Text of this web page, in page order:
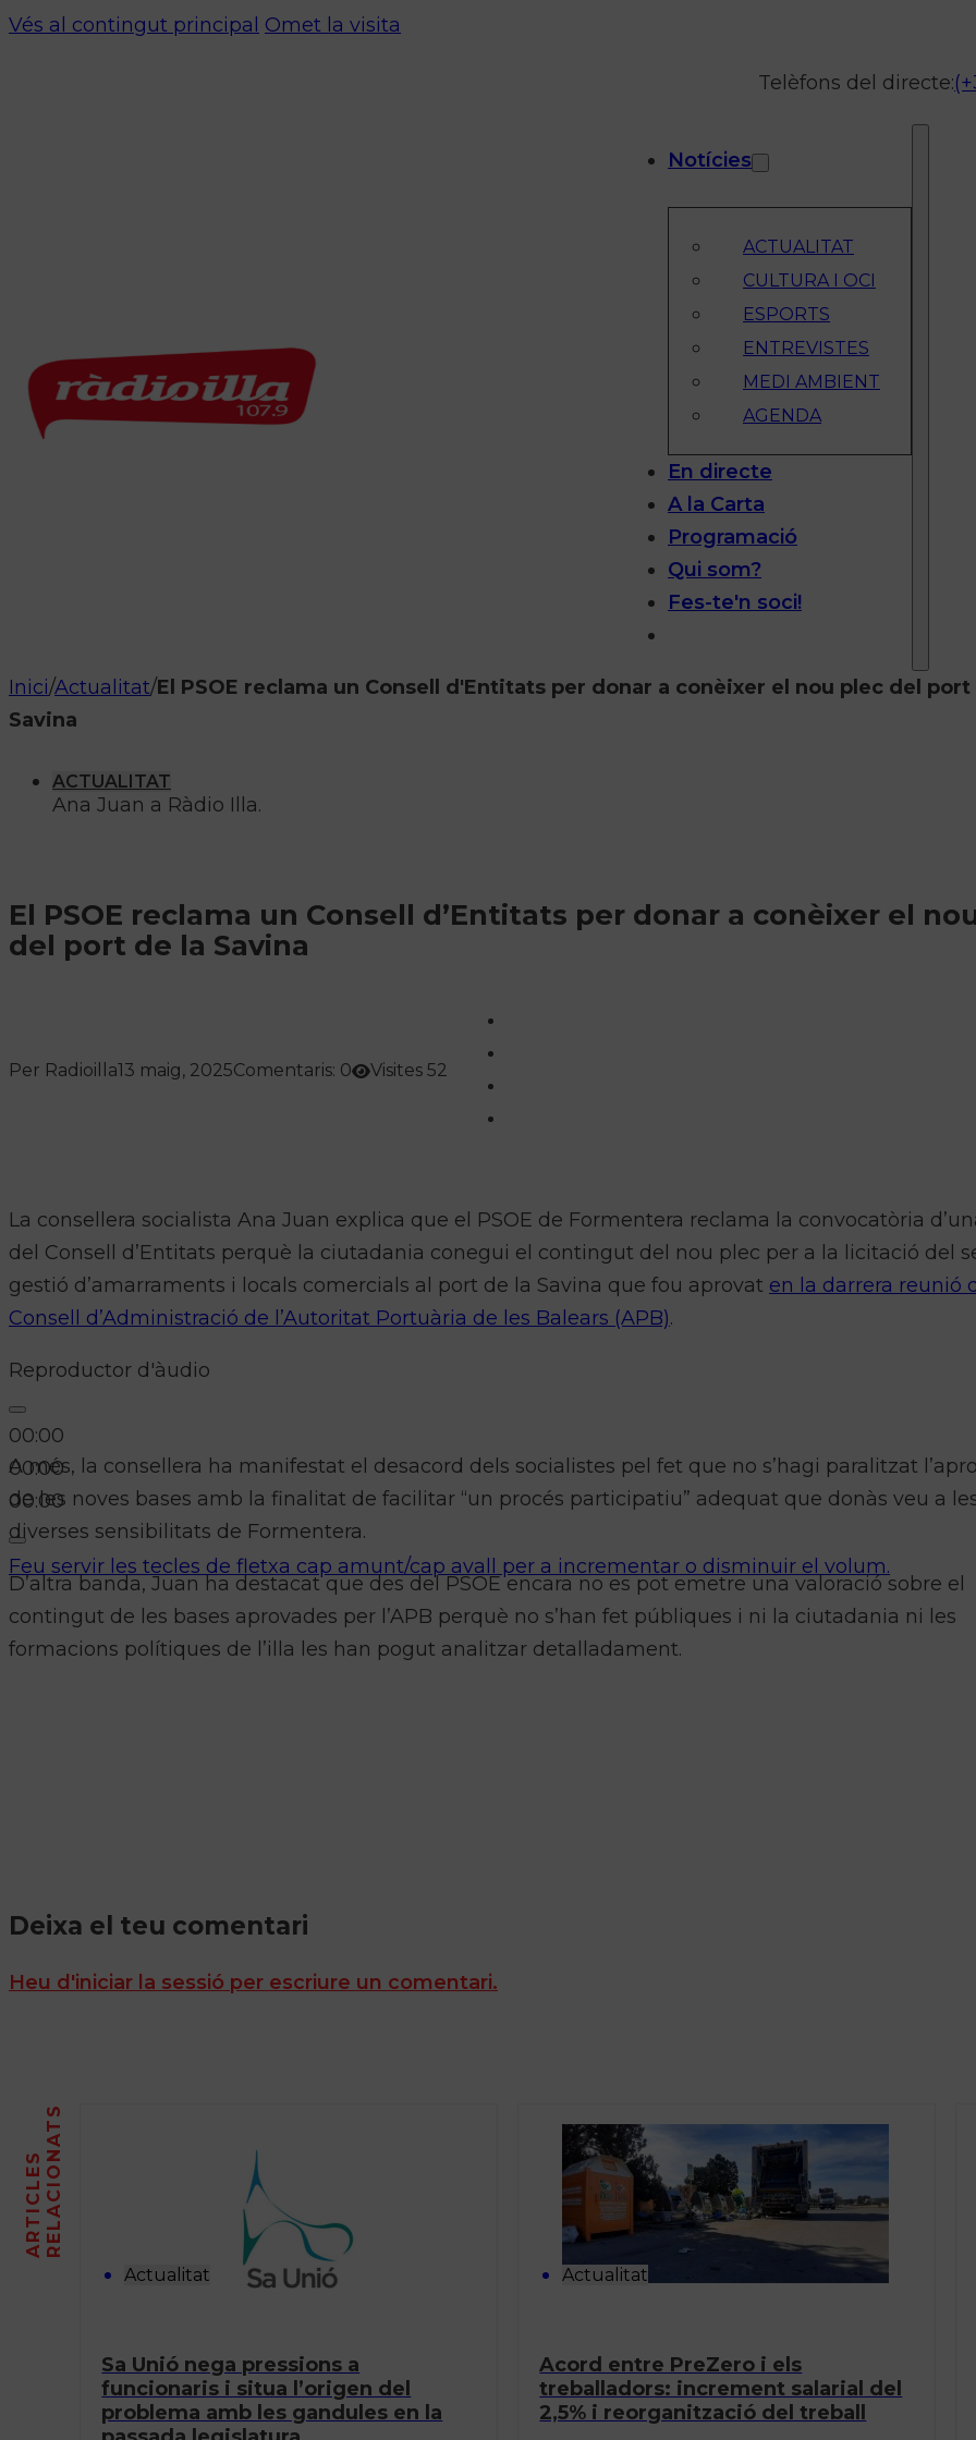
Vés al contingut principal Omet la visita
Telèfons del directe:
Notícies
ACTUALITAT
CULTURA I OCI
ESPORTS
ENTREVISTES
MEDI AMBIENT
AGENDA
En directe
A la Carta
Programació
Qui som?
Fes-te'n soci!
Inici/Actualitat/El PSOE reclama un Consell d'Entitats per donar a conèixer el nou plec del port
Savina
Ana Juan a Ràdio Illa.
ACTUALITAT
El PSOE reclama un Consell d’Entitats per donar a conèixer el
del port de la Savina
Per Radioilla13 maig, 2025Comentaris: 0 Visites 52
La consellera socialista Ana Juan explica que el PSOE de Formentera reclama la convocatòria
del Consell d’Entitats perquè la ciutadania conegui el contingut del nou plec per a la licitació del
gestió d’amarraments i locals comercials al port de la Savina que fou aprovat en la darrera reunió
Consell d’Administració de l’Autoritat Portuària de les Balears (APB).
Reproductor d'àudio
00:00
00:00
00:00
Feu servir les tecles de fletxa cap amunt/cap avall per a incrementar o disminuir el volum.
A més, la consellera ha manifestat el desacord dels socialistes pel fet que no s’hagi paralitzat
de les noves bases amb la finalitat de facilitar “un procés participatiu” adequat que donàs veu a
diverses sensibilitats de Formentera.
D’altra banda, Juan ha destacat que des del PSOE encara no es pot emetre una valoració sobre el
contingut de les bases aprovades per l’APB perquè no s’han fet públiques i ni la ciutadania ni les
formacions polítiques de l’illa les han pogut analitzar detalladament.
Deixa el teu comentari
Heu d'iniciar la sessió per escriure un comentari.
A
R
T
I
C
L
E
S
R
E
L
A
C
I
O
N
A
TS
Actualitat
Sa Unió nega pressions a
funcionaris i situa l’origen del
problema amb les gandules en la
Actualitat
Acord entre PreZero i els
treballadors: increment salarial del
2,5% i reorganització del treball